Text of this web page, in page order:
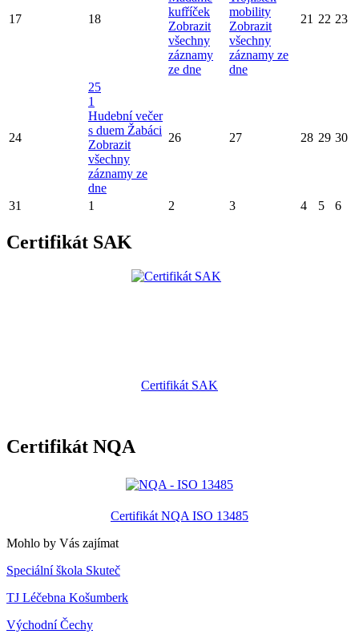
17 18
kufříček
Zobrazit
všechny
záznamy
ze dne
mobility
Zobrazit
všechny
záznamy ze
dne
21 22 23
24
25
1
Hudební večer
s duem Žabáci
Zobrazit
všechny
záznamy ze
dne
26 27 28 29 30
31 1 2 3 4 5 6
Certifikát SAK
Certifikát SAK
Certifikát NQA
Certifikát NQA ISO 13485
Mohlo by Vás zajímat
Speciální škola Skuteč
TJ Léčebna Košumberk
Východní Čechy